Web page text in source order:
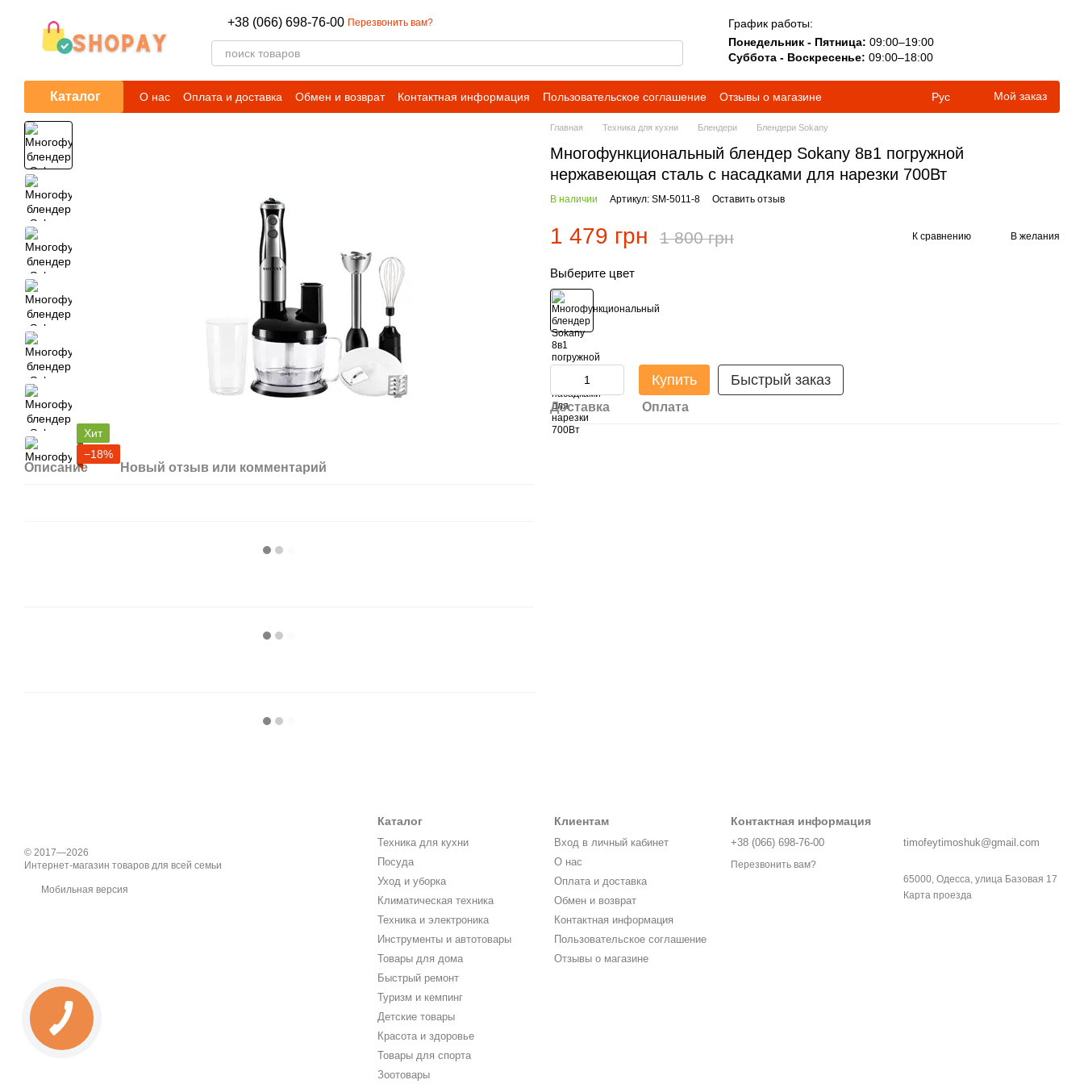
+38 (066) 698-76-00 Перезвонить вам?
График работы:
Понедельник - Пятница: 09:00–19:00
Суббота - Воскресенье: 09:00–18:00
Каталог О нас Оплата и доставка Обмен и возврат Контактная информация Пользовательское соглашение Отзывы о магазине Рус Мой заказ
Хит
−18%
Описание Новый отзыв или комментарий
Главная Техника для кухни Блендери Блендери Sokany
Многофункциональный блендер Sokany 8в1 погружной
нержавеющая сталь с насадками для нарезки 700Вт
В наличии Артикул: SM-5011-8 Оставить отзыв
1 479 грн 1 800 грн К сравнению В желания
Выберите цвет
Купить Быстрый заказ
Доставка Оплата
© 2017—2026
Интернет-магазин товаров для всей семьи
Мобильная версия
Каталог
Техника для кухни
Посуда
Уход и уборка
Климатическая техника
Техника и электроника
Инструменты и автотовары
Товары для дома
Быстрый ремонт
Туризм и кемпинг
Детские товары
Красота и здоровье
Товары для спорта
Зоотовары
Клиентам
Вход в личный кабинет
О нас
Оплата и доставка
Обмен и возврат
Контактная информация
Пользовательское соглашение
Отзывы о магазине
Контактная информация
+38 (066) 698-76-00
Перезвонить вам?
timofeytimoshuk@gmail.com
65000, Одесса, улица Базовая 17
Карта проезда